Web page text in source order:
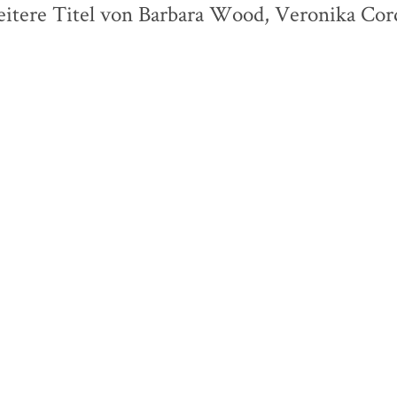
Titel von Barbara Wood, Veronika